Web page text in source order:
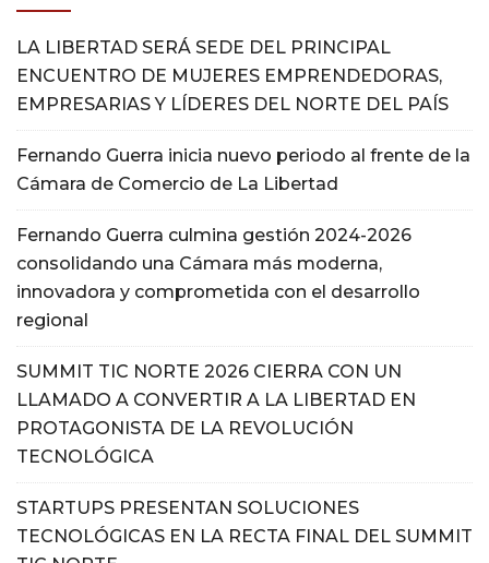
LA LIBERTAD SERÁ SEDE DEL PRINCIPAL
ENCUENTRO DE MUJERES EMPRENDEDORAS,
EMPRESARIAS Y LÍDERES DEL NORTE DEL PAÍS
Fernando Guerra inicia nuevo periodo al frente de la
Cámara de Comercio de La Libertad
Fernando Guerra culmina gestión 2024-2026
consolidando una Cámara más moderna,
innovadora y comprometida con el desarrollo
regional
SUMMIT TIC NORTE 2026 CIERRA CON UN
LLAMADO A CONVERTIR A LA LIBERTAD EN
PROTAGONISTA DE LA REVOLUCIÓN
TECNOLÓGICA
STARTUPS PRESENTAN SOLUCIONES
TECNOLÓGICAS EN LA RECTA FINAL DEL SUMMIT